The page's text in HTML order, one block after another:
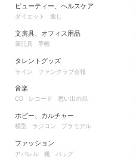
ビューティー、ヘルスケア
ダイエット 癒し
文房具、オフィス用品
筆記具 手帳
タレントグッズ
サイン ファンクラブ会報
音楽
CD レコード 思い出の品
ホビー、カルチャー
模型 ラジコン プラモデル
ファッション
アパレル 靴 バッグ